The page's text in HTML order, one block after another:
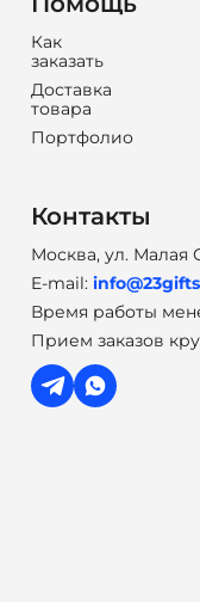
Как
заказать
Доставка
товара
Портфолио
Контакты
Москва, ул. Малая
E-mail:
Время работы
Прием заказов